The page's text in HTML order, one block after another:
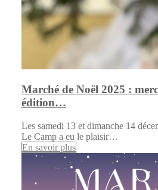
Marché de Noël 2025 :
édition…
Les samedi 13 et dimanche 14
Le Camp a eu le plaisir…
En savoir plus